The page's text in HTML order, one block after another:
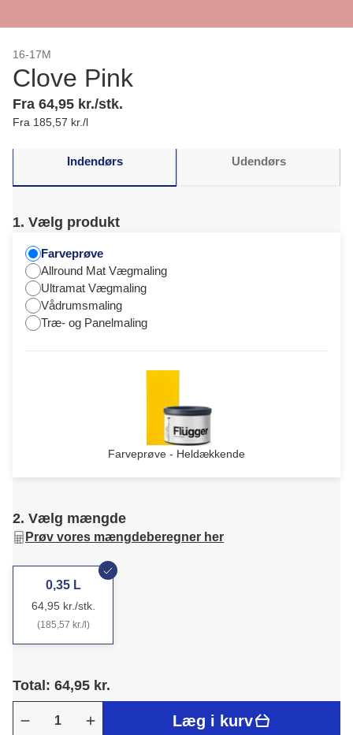
16-17M
Clove Pink
Fra 64,95 kr./stk.
Fra 185,57 kr./l
Indendørs Udendørs
1. Vælg produkt
Farveprøve
Allround Mat Vægmaling
Ultramat Vægmaling
Vådrumsmaling
Træ- og Panelmaling
Farveprøve - Heldækkende
2. Vælg mængde
Prøv vores mængdeberegner her
0,35 L
64,95 kr./stk.
(185,57 kr./l)
Total: 64,95 kr.
Læg i kurv